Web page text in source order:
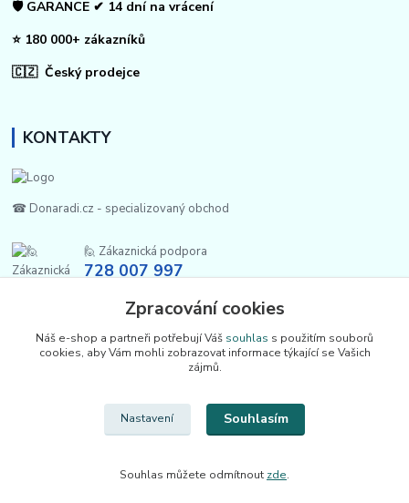
🛡️ GARANCE ✔ 14 dní na vrácení
⭐ 180 000+ zákazníků
🇨🇿 Český prodejce
KONTAKTY
☎ Donaradi.cz - specializovaný obchod
🙋 Zákaznická podpora
728 007 997
Upravit sběr cookies.
REPULSE s.r.o. | www.donaradi.cz | 2015-2026 ©
Zpracování cookies
Náš e-shop a partneři potřebují Váš souhlas s použitím souborů
cookies, aby Vám mohli zobrazovat informace týkající se Vašich
zájmů.
Nastavení Souhlasím
Souhlas můžete odmítnout zde.